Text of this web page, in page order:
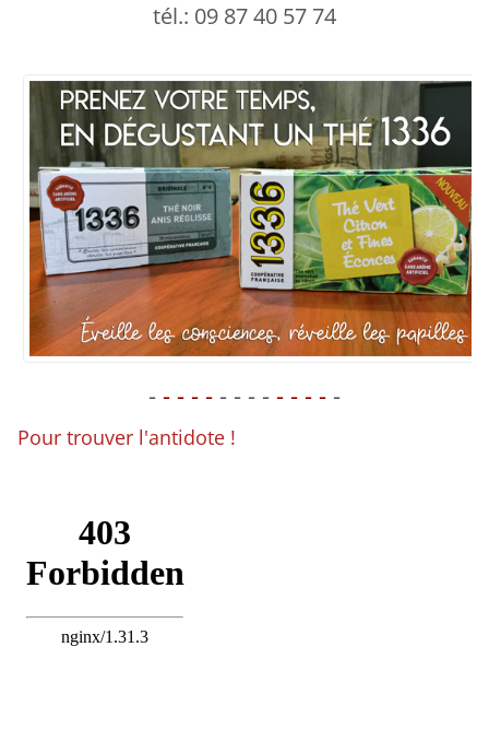
tél.: 09 87 40 57 74
- - - - - - - - - - - - - -
Pour trouver l'antidote !